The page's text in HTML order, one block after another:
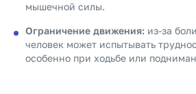
мышечной силы.
Ограничение движения: из-за
человек может испытывать
особенно при ходьбе или